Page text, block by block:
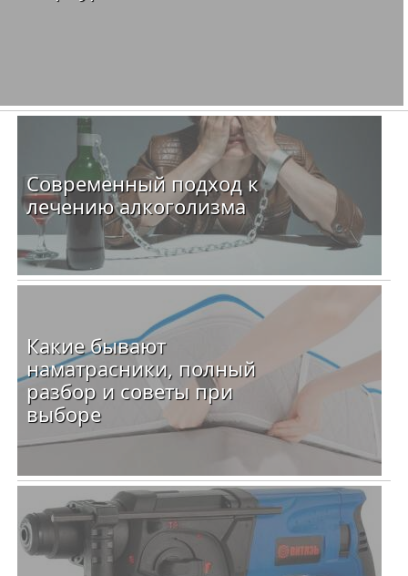
Современный подход к
лечению алкоголизма
Какие бывают
наматрасники, полный
разбор и советы при
выборе